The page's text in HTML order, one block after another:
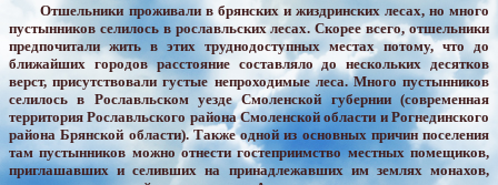
Отшельники проживали в брянских и жиздринских лесах, но много
пустынников селилось в рославльских лесах. Скорее всего, отшельники
предпочитали жить в этих труднодоступных местах потому, что до
ближайших городов расстояние составляло до нескольких десятков
верст, присутствовали густые непроходимые леса. Много пустынников
селилось в Рославльском уезде Смоленской губернии (современная
территория Рославльского района Смоленской области и Рогнединского
района Брянской области). Также одной из основных причин поселения
там пустынников можно отнести гостеприимство местных помещиков,
приглашавших и селивших на принадлежавших им землях монахов,